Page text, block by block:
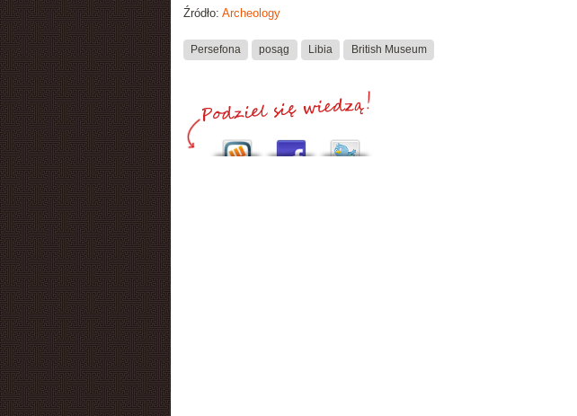
Źródło: Archeology
Persefona posąg Libia British Museum